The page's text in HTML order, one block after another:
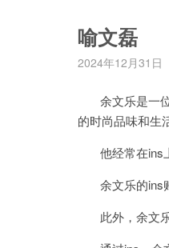
喻文磊
2024年12月31日
余文乐是一位
的时尚品味和生
他经常在ins上
余文乐的ins账
此外，余文乐